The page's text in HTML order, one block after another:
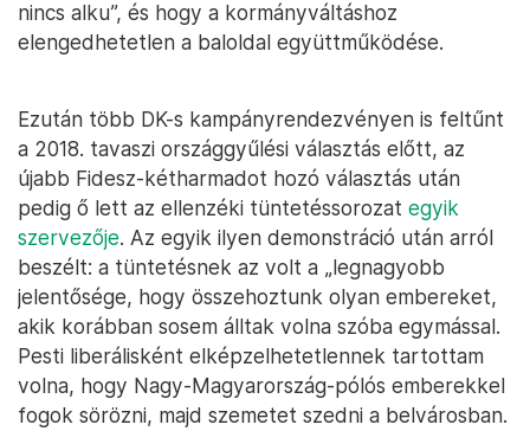
nincs alku”, és hogy a kormányváltáshoz
elengedhetetlen a baloldal együttműködése.
Ezután több DK-s kampányrendezvényen is feltűnt
a 2018. tavaszi országgyűlési választás előtt, az
újabb Fidesz-kétharmadot hozó választás után
pedig ő lett az ellenzéki tüntetéssorozat egyik
szervezője. Az egyik ilyen demonstráció után arról
beszélt: a tüntetésnek az volt a „legnagyobb
jelentősége, hogy összehoztunk olyan embereket,
akik korábban sosem álltak volna szóba egymással.
Pesti liberálisként elképzelhetetlennek tartottam
volna, hogy Nagy-Magyarország-pólós emberekkel
fogok sörözni, majd szemetet szedni a belvárosban.